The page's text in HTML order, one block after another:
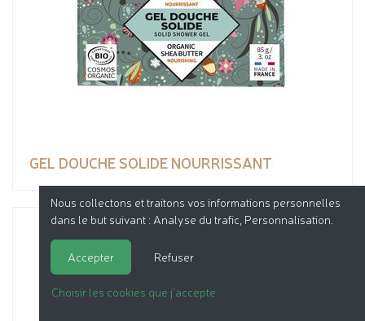
GEL DOUCHE SOLIDE NOURRISSANT
Nous collectons et traitons vos informations personnelles
dans le but suivant : Analyse du trafic, Personnalisation
Accepter Refuser
Choisir les cookies que j'accepte